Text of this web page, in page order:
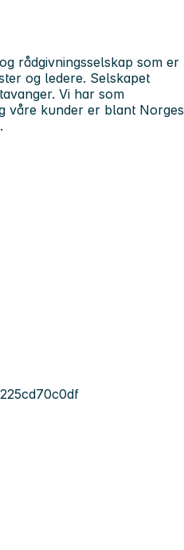
rådgivningsselskap som er
og ledere. Selskapet
Vi har som
våre kunder er blant Norges